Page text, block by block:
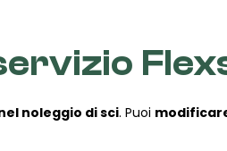
noleggio di sci. Puoi